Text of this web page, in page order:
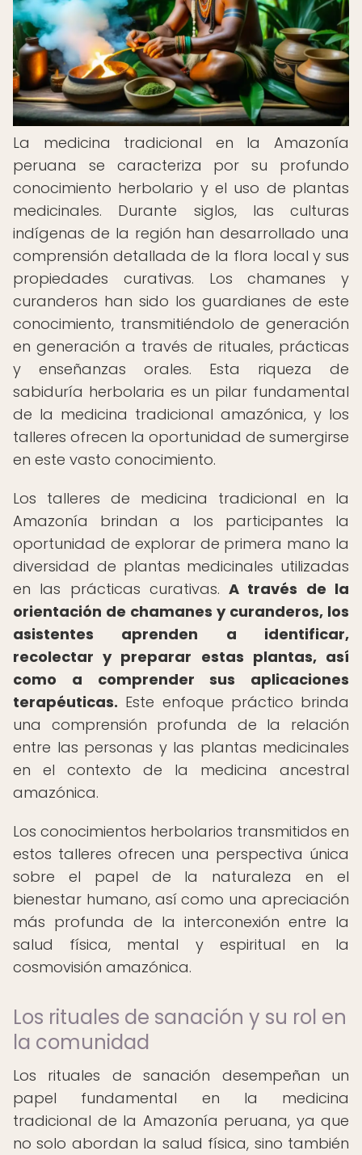
La medicina tradicional en la Amazonía
peruana se caracteriza por su profundo
conocimiento herbolario y el uso de plantas
medicinales. Durante siglos, las culturas
indígenas de la región han desarrollado una
comprensión detallada de la flora local y sus
propiedades curativas. Los chamanes y
curanderos han sido los guardianes de este
conocimiento, transmitiéndolo de generación
en generación a través de rituales, prácticas
y enseñanzas orales. Esta riqueza de
sabiduría herbolaria es un pilar fundamental
de la medicina tradicional amazónica, y los
talleres ofrecen la oportunidad de sumergirse
en este vasto conocimiento.
Los talleres de medicina tradicional en la
Amazonía brindan a los participantes la
oportunidad de explorar de primera mano la
diversidad de plantas medicinales utilizadas
en las prácticas curativas.A través de la
orientación de chamanes y curanderos, los
asistentes aprenden a identificar,
recolectar y preparar estas plantas, así
como a comprender sus aplicaciones
terapéuticas. Este enfoque práctico brinda
una comprensión profunda de la relación
entre las personas y las plantas medicinales
en el contexto de la medicina ancestral
amazónica.
Los conocimientos herbolarios transmitidos en
estos talleres ofrecen una perspectiva única
sobre el papel de la naturaleza en el
bienestar humano, así como una apreciación
más profunda de la interconexión entre la
salud física, mental y espiritual en la
cosmovisión amazónica.
Los rituales de sanación y su rol en
la comunidad
Los rituales de sanación desempeñan un
papel fundamental en la medicina
tradicional de la Amazonía peruana, ya que
no solo abordan la salud física, sino también